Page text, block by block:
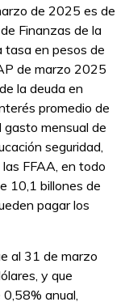
de 2025 es de
Finanzas de la
tasa en pesos de
de marzo 2025
la deuda en
promedio de
gasto mensual de
seguridad,
FFAA, en todo
10,1 billones de
pagar los
al 31 de marzo
y que
anual,